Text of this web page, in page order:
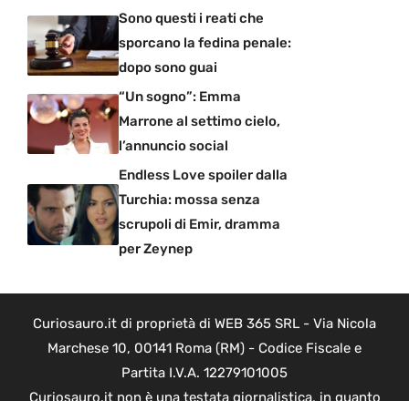
Sono questi i reati che
sporcano la fedina penale:
dopo sono guai
“Un sogno”: Emma
Marrone al settimo cielo,
l’annuncio social
Endless Love spoiler dalla
Turchia: mossa senza
scrupoli di Emir, dramma
per Zeynep
Curiosauro.it di proprietà di WEB 365 SRL - Via Nicola
Marchese 10, 00141 Roma (RM) - Codice Fiscale e
Partita I.V.A. 12279101005
Curiosauro.it non è una testata giornalistica, in quanto